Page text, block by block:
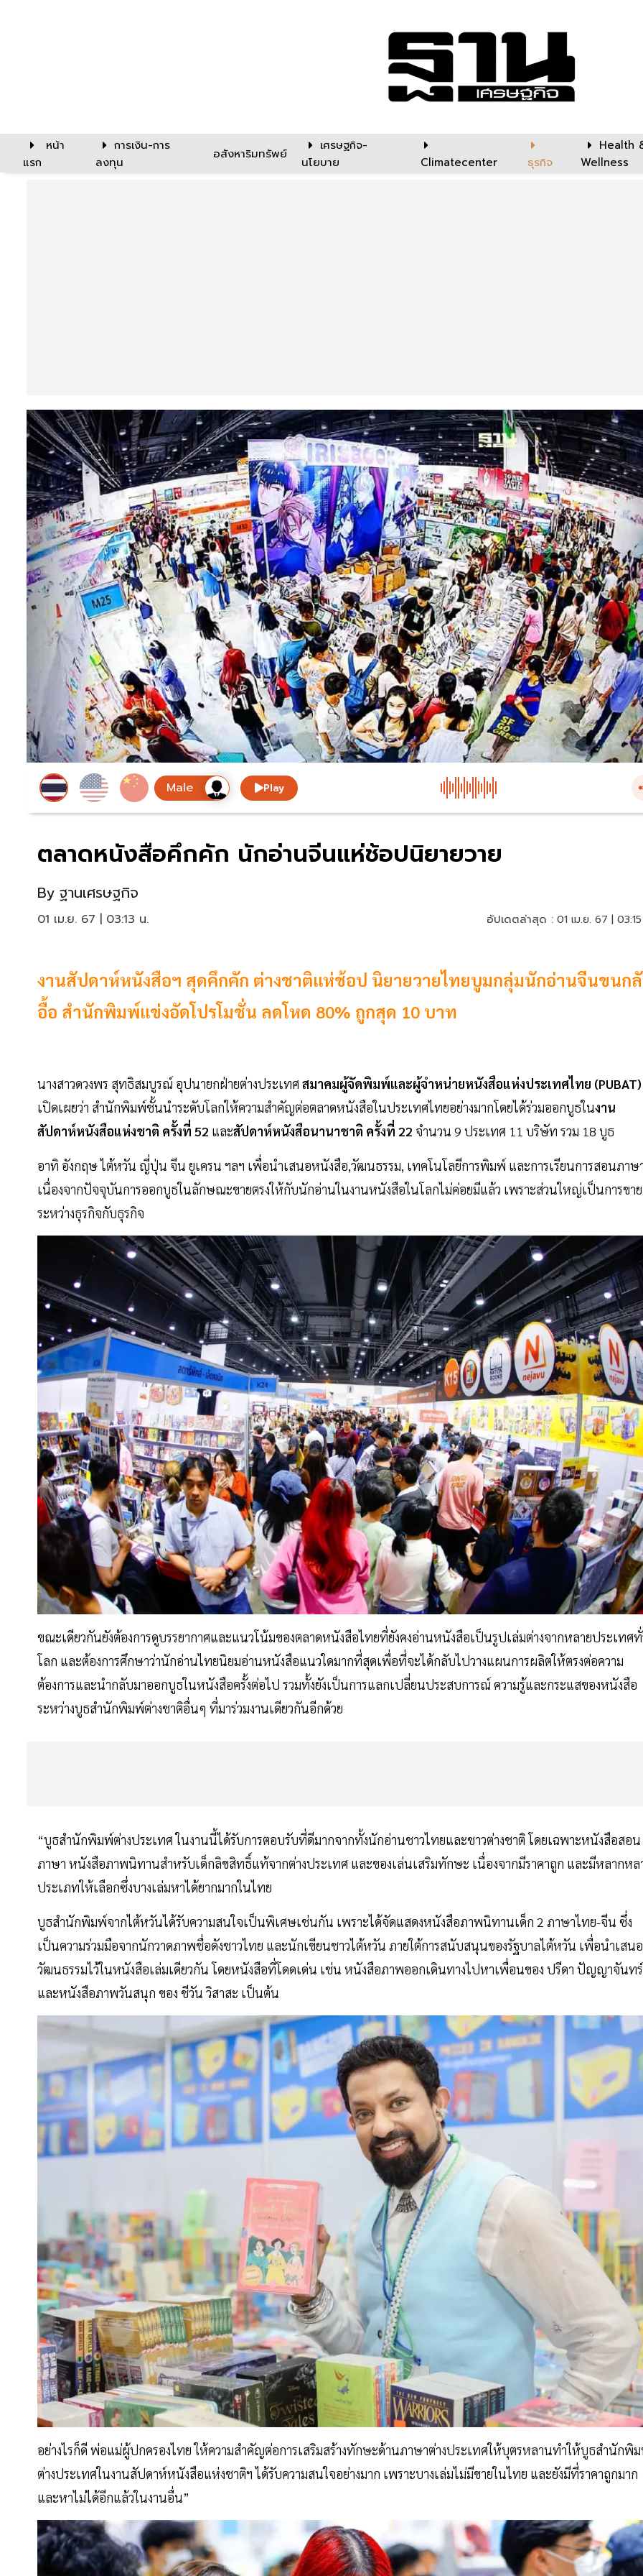
หน้า
แรก
การเงิน-การ
ลงทุน
อสังหาริมทรัพย์
เศรษฐกิจ-
นโยบาย
Climatecenter ธุรกิจ
Health
Wellness
Play
ตลาดหนังสือคึกคัก นักอ่านจีนแห่ช้อปนิยายวาย
By ฐานเศรษฐกิจ
01 เม.ย. 67 | 03:13 น. อัปเดตล่าสุด : 01 เม.ย. 67 |
งานสัปดาห์หนังสือฯ สุดคึกคัก ต่างชาติแห่ช้อป นิยายวายไทยบูมกลุ่มนักอ่านจีนขนก
อื้อ สำนักพิมพ์แข่งอัดโปรโมชั่น ลดโหด 80% ถูกสุด 10 บาท
นางสาวดวงพร สุทธิสมบูรณ์ อุปนายกฝ่ายต่างประเทศ สมาคมผู้จัดพิมพ์และผู้จำหน่ายหนังสือแห่งประเทศไทย (PUBAT)
เปิดเผยว่า สำนักพิมพ์ชั้นนำระดับโลกให้ความสำคัญต่อตลาดหนังสือในประเทศไทยอย่างมากโดยได้ร่วมออกบูธในงาน
สัปดาห์หนังสือแห่งชาติ ครั้งที่ 52 และสัปดาห์หนังสือนานาชาติ ครั้งที่ 22 จำนวน 9 ประเทศ 11 บริษัท รวม 18 บูธ
อาทิ อังกฤษ ไต้หวัน ญี่ปุ่น จีน ยูเครน ฯลฯ เพื่อนำเสนอหนังสือ,วัฒนธรรม, เทคโนโลยีการพิมพ์ และการเรียนการสอนภาษ
เนื่องจากปัจจุบันการออกบูธในลักษณะขายตรงให้กับนักอ่านในงานหนังสือในโลกไม่ค่อยมีแล้ว เพราะส่วนใหญ่เป็นการขาย
ระหว่างธุรกิจกับธุรกิจ
ขณะเดียวกันยังต้องการดูบรรยากาศและแนวโน้มของตลาดหนังสือไทยที่ยังคงอ่านหนังสือเป็นรูปเล่มต่างจากหลายประเทศ
โลก และต้องการศึกษาว่านักอ่านไทยนิยมอ่านหนังสือแนวใดมากที่สุดเพื่อที่จะได้กลับไปวางแผนการผลิตให้ตรงต่อความ
ต้องการและนำกลับมาออกบูธในหนังสือครั้งต่อไป รวมทั้งยังเป็นการแลกเปลี่ยนประสบการณ์ ความรู้และกระแสของหนังสือ
ระหว่างบูธสำนักพิมพ์ต่างชาติอื่นๆ ที่มาร่วมงานเดียวกันอีกด้วย
“บูธสำนักพิมพ์ต่างประเทศ ในงานนี้ได้รับการตอบรับที่ดีมากจากทั้งนักอ่านชาวไทยและชาวต่างชาติ โดยเฉพาะหนังสือสอน
ภาษา หนังสือภาพนิทานสำหรับเด็กลิขสิทธิ์แท้จากต่างประเทศ และของเล่นเสริมทักษะ เนื่องจากมีราคาถูก และมีหลากหล
ประเภทให้เลือกซึ่งบางเล่มหาได้ยากมากในไทย
บูธสำนักพิมพ์จากไต้หวันได้รับความสนใจเป็นพิเศษเช่นกัน เพราะได้จัดแสดงหนังสือภาพนิทานเด็ก 2 ภาษาไทย-จีน ซึ่ง
เป็นความร่วมมือจากนักวาดภาพชื่อดังชาวไทย และนักเขียนชาวไต้หวัน ภายใต้การสนับสนุนของรัฐบาลไต้หวัน เพื่อนำเสนอ
วัฒนธรรมไว้ในหนังสือเล่มเดียวกัน โดยหนังสือที่โดดเด่น เช่น หนังสือภาพออกเดินทางไปหาเพื่อนของ ปรีดา ปัญญาจันทร์
และหนังสือภาพวันสนุก ของ ชีวัน วิสาสะ เป็นต้น
อย่างไรก็ดี พ่อแม่ผู้ปกครองไทย ให้ความสำคัญต่อการเสริมสร้างทักษะด้านภาษาต่างประเทศให้บุตรหลานทำให้บูธสำนักพิ
ต่างประเทศในงานสัปดาห์หนังสือแห่งชาติฯ ได้รับความสนใจอย่างมาก เพราะบางเล่มไม่มีขายในไทย และยังมีที่ราคาถูกมาก
และหาไม่ได้อีกแล้วในงานอื่น”